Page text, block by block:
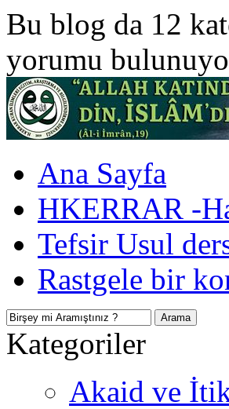
Bu blog da 12
yorumu
Ana Sayfa
HKERRAR -
Tefsir Usul
Rastgele bir
Kategoriler
Akaid ve